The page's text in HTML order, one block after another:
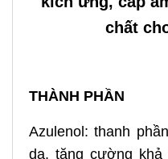
chất
THÀNH PHẦN
Azulenol: thanh
da, tăng cường khả